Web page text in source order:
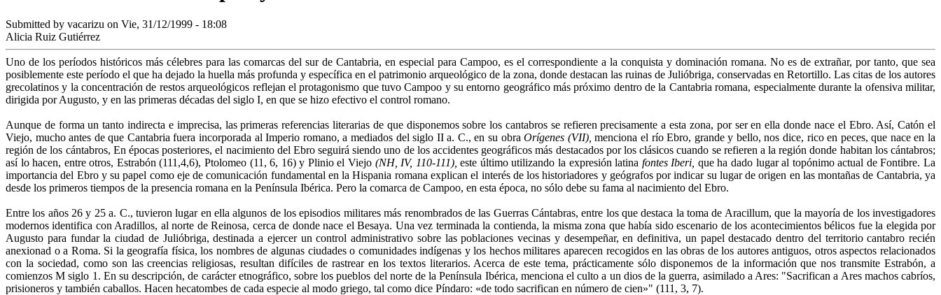
Submitted by vacarizu on Vie, 31/12/1999 - 18:08
Alicia Ruiz Gutiérrez
Uno de los períodos históricos más célebres para las comarcas del sur de Cantabria, en especial para Campoo, es el correspondiente a la conquista y dominación romana. No es de extrañar, por tanto, que sea
posiblemente este período el que ha dejado la huella más profunda y específica en el patrimonio arqueológico de la zona, donde destacan las ruinas de Julióbriga, conservadas en Retortillo. Las citas de los autores
grecolatinos y la concentración de restos arqueológicos reflejan el protagonismo que tuvo Campoo y su entorno geográfico más próximo dentro de la Cantabria romana, especialmente durante la ofensiva militar,
dirigida por Augusto, y en las primeras décadas del siglo I, en que se hizo efectivo el control romano.
Aunque de forma un tanto indirecta e imprecisa, las primeras referencias literarias de que disponemos sobre los cantabros se refieren precisamente a esta zona, por ser en ella donde nace el Ebro. Así, Catón el
Viejo, mucho antes de que Cantabria fuera incorporada al Imperio romano, a mediados del siglo II a. C., en su obraOrígenes (VII),menciona el río Ebro, grande y bello, nos dice, rico en peces, que nace en la
región de los cántabros, En épocas posteriores, el nacimiento del Ebro seguirá siendo uno de los accidentes geográficos más destacados por los clásicos cuando se refieren a la región donde habitan los cántabros;
así lo hacen, entre otros, Estrabón (111,4,6), Ptolomeo (11, 6, 16) y Plinio el Viejo (NH, IV, 110-111),este último utilizando la expresión latina fontes Iberi, que ha dado lugar al topónimo actual de Fontibre. La
importancia del Ebro y su papel como eje de comunicación fundamental en la Hispania romana explican el interés de los historiadores y geógrafos por indicar su lugar de origen en las montañas de Cantabria, ya
desde los primeros tiempos de la presencia romana en la Península Ibérica. Pero la comarca de Campoo, en esta época, no sólo debe su fama al nacimiento del Ebro.
Entre los años 26 y 25 a. C., tuvieron lugar en ella algunos de los episodios militares más renombrados de las Guerras Cántabras, entre los que destaca la toma de Aracillum, que la mayoría de los investigadores
modernos identifica con Aradillos, al norte de Reinosa, cerca de donde nace el Besaya. Una vez terminada la contienda, la misma zona que había sido escenario de los acontecimientos bélicos fue la elegida por
Augusto para fundar la ciudad de Julióbriga, destinada a ejercer un control administrativo sobre las poblaciones vecinas y desempeñar, en definitiva, un papel destacado dentro del territorio cantabro recién
anexionad o a Roma. Si la geografía física, los nombres de algunas ciudades o comunidades indígenas y los hechos militares aparecen recogidos en las obras de los autores antiguos, otros aspectos relacionados
con la sociedad, como son las creencias religiosas, resultan difíciles de rastrear en los textos literarios. Acerca de este tema, prácticamente sólo disponemos de la información que nos transmite Estrabón, a
comienzos M siglo 1. En su descripción, de carácter etnográfico, sobre los pueblos del norte de la Península Ibérica, menciona el culto a un dios de la guerra, asimilado a Ares: "Sacrifican a Ares machos cabríos,
prisioneros y también caballos. Hacen hecatombes de cada especie al modo griego, tal como dice Píndaro: «de todo sacrifican en número de cien»" (111, 3, 7).